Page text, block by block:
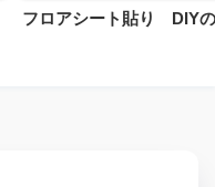
フロアシート貼り DIY